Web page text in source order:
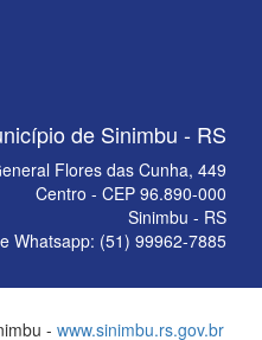
de Sinimbu - RS
Flores das Cunha, 449
Centro - CEP 96.890-000
Sinimbu - RS
Whatsapp: (51) 99962-7885
- www.sinimbu.rs.gov.br